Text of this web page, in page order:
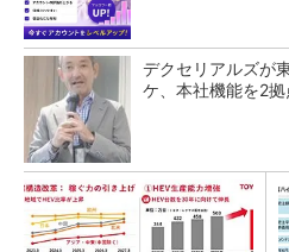
デクセリアルズが
ケ、本社機能を2拠